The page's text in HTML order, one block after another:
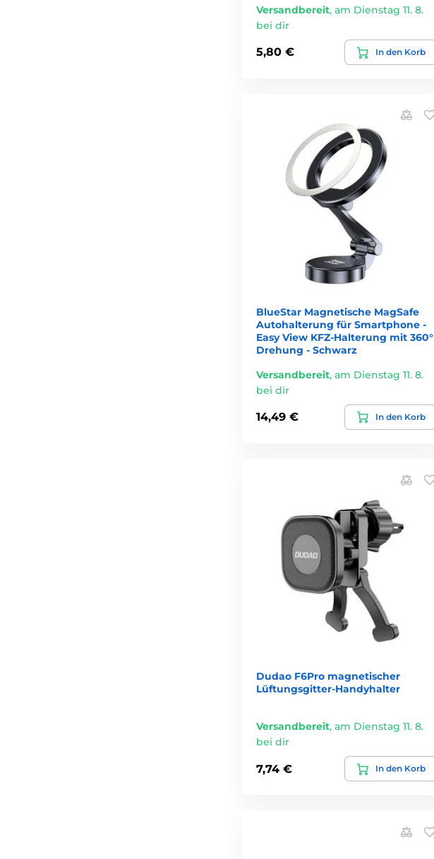
Versandbereit, am Dienstag 11. 8.
bei dir
5,80 € In den Korb
BlueStar Magnetische MagSafe
Autohalterung für Smartphone -
Easy View KFZ-Halterung mit 360°
Drehung - Schwarz
Versandbereit, am Dienstag 11. 8.
bei dir
14,49 € In den Korb
Dudao F6Pro magnetischer
Lüftungsgitter-Handyhalter
Versandbereit, am Dienstag 11. 8.
bei dir
7,74 € In den Korb